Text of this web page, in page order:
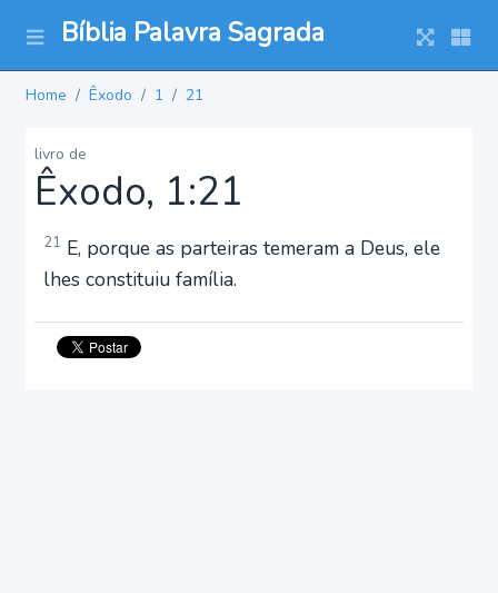
Bíblia Palavra Sagrada
Home Êxodo 1 21
livro de
Êxodo, 1:21
21 E, porque as parteiras temeram a Deus, ele
lhes constituiu família.